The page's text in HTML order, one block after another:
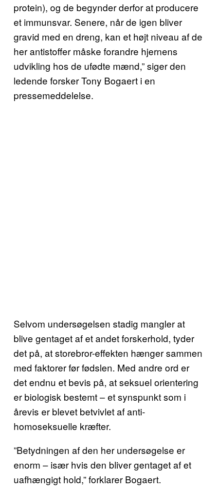
protein), og de begynder derfor at producere
et immunsvar. Senere, når de igen bliver
gravid med en dreng, kan et højt niveau af de
her antistoffer måske forandre hjernens
udvikling hos de ufødte mænd,” siger den
ledende forsker Tony Bogaert i en
pressemeddelelse.
Selvom undersøgelsen stadig mangler at
blive gentaget af et andet forskerhold, tyder
det på, at storebror-effekten hænger sammen
med faktorer før fødslen. Med andre ord er
det endnu et bevis på, at seksuel orientering
er biologisk bestemt – et synspunkt som i
årevis er blevet betvivlet af anti-
homoseksuelle kræfter.
”Betydningen af den her undersøgelse er
enorm – især hvis den bliver gentaget af et
uafhængigt hold,” forklarer Bogaert.